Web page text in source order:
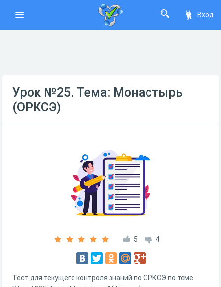
Вход
Урок №25. Тема: Монастырь
(ОРКСЭ)
5 4
Тест для текущего контроля знаний по ОРКСЭ по теме